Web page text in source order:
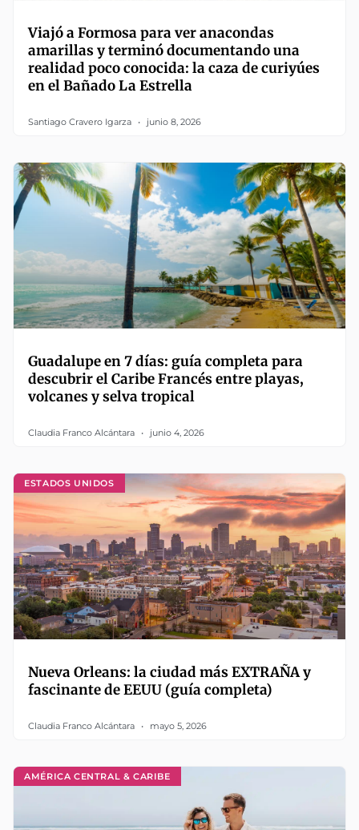
Viajó a Formosa para ver anacondas
amarillas y terminó documentando una
realidad poco conocida: la caza de curiyúes
en el Bañado La Estrella
Santiago Cravero Igarza junio 8, 2026
Guadalupe en 7 días: guía completa para
descubrir el Caribe Francés entre playas,
volcanes y selva tropical
Claudia Franco Alcántara junio 4, 2026
ESTADOS UNIDOS
Nueva Orleans: la ciudad más EXTRAÑA y
fascinante de EEUU (guía completa)
Claudia Franco Alcántara mayo 5, 2026
AMÉRICA CENTRAL & CARIBE